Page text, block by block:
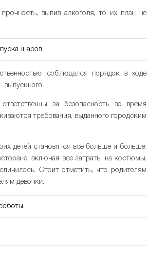
выпив алкоголя, то их план не
шаров
соблюдался порядок в ходе
выпускного.
за безопасность во время
требования, выданного городским
детей становятся все больше и больше.
включая все затраты на костюмы,
Стоит отметить, что родителям
девочки.